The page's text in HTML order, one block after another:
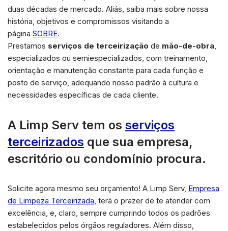
duas décadas de mercado. Aliás, saiba mais sobre nossa
história, objetivos e compromissos visitando a
página SOBRE.
Prestamos serviços de terceirização de mão-de-obra,
especializados ou semiespecializados, com treinamento,
orientação e manutenção constante para cada função e
posto de serviço, adequando nosso padrão à cultura e
necessidades específicas de cada cliente.
A Limp Serv tem os serviços
terceirizados que sua empresa,
escritório ou condomínio procura.
Solicite agora mesmo seu orçamento! A Limp Serv, Empresa
de Limpeza Terceirizada, terá o prazer de te atender com
excelência, e, claro, sempre cumprindo todos os padrões
estabelecidos pelos órgãos reguladores. Além disso,